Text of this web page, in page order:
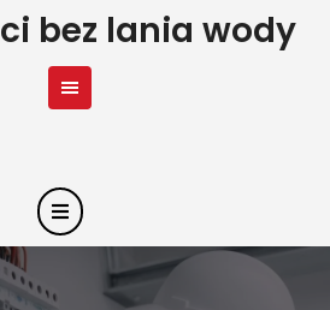
bez lania wody